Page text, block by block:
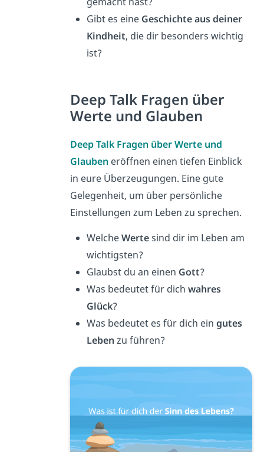
Gibt es eine Geschichte aus deiner
Kindheit, die dir besonders wichtig
ist?
Deep Talk Fragen über
Werte und Glauben
Deep Talk Fragen über Werte und
Glauben eröffnen einen tiefen Einblick
in eure Überzeugungen. Eine gute
Gelegenheit, um über persönliche
Einstellungen zum Leben zu sprechen.
WelcheWertesind dir im Leben am
wichtigsten?
Glaubst du an einen Gott?
Was bedeutet für dich wahres
Glück?
Was bedeutet es für dich ein gutes
Leben zu führen?